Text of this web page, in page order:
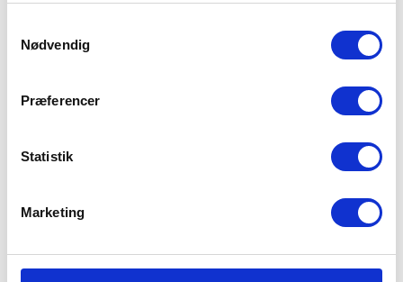
Nødvendig
Præferencer
Statistik
Marketing
Bliv klogere – Gode råd til dig
Børn og unge - kom med i et
Gratis kursus for jer der bor i villa eller